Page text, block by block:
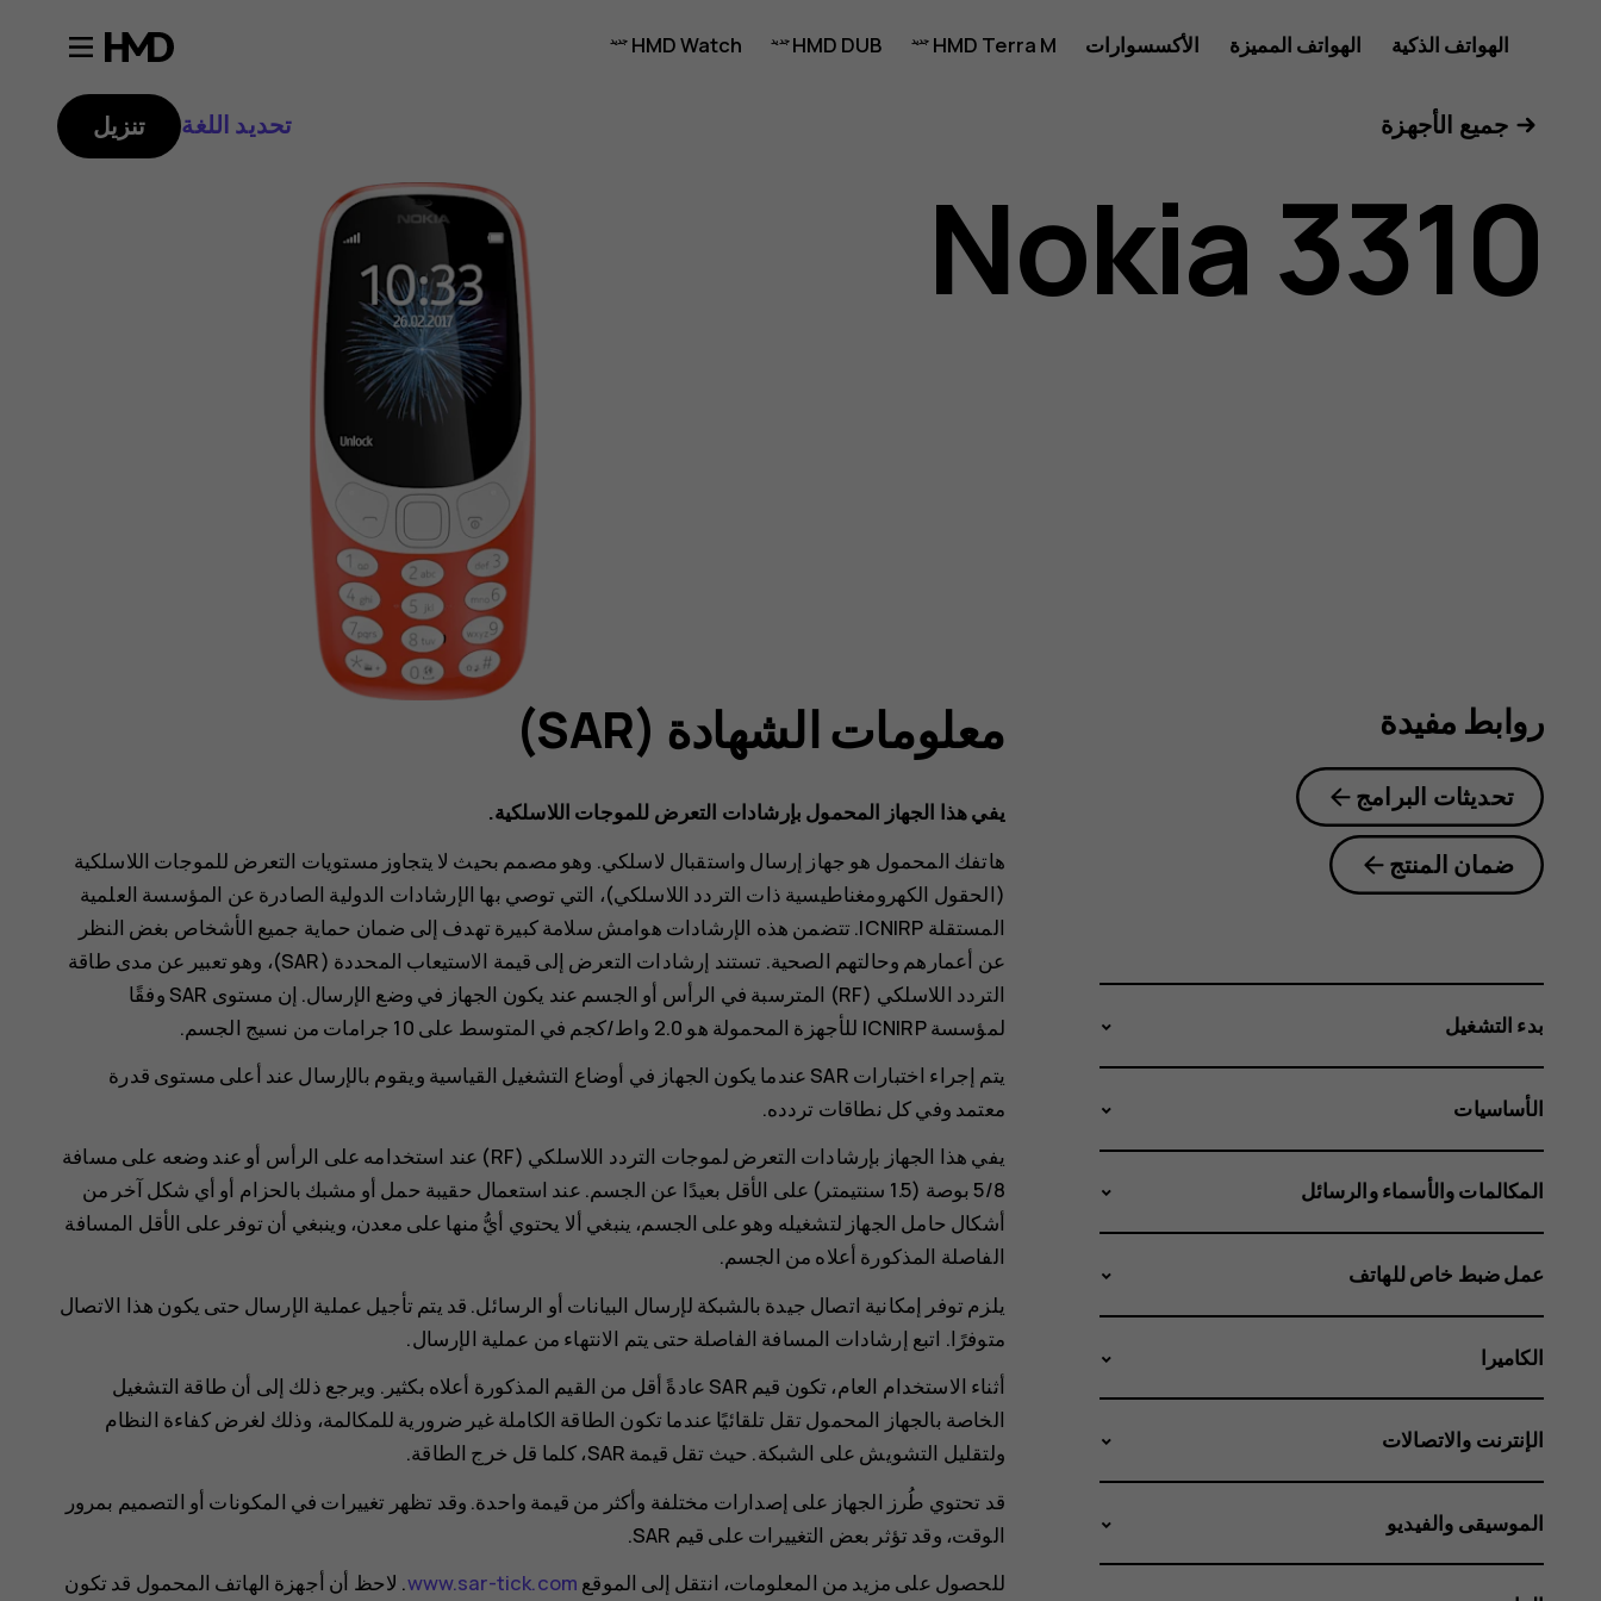
دليل
مستخدم
Nokia
الهواتف الذكية الهواتف المميزة الأكسسوارات HMD Terra M
HMD DUB
HMD Watch
جميع الأجهزة تحديد اللغة تنزيل
Nokia 3310
معلومات الشهادة (SAR‏)
يفي هذا الجهاز المحمول بإرشادات التعرض للموجات اللاسلكية.
هاتفك المحمول هو جهاز إرسال واستقبال لاسلكي. وهو مصمم بحيث لا يتجاوز مستويات التعرض للموجات اللاسلكية
(الحقول الكهرومغناطيسية ذات التردد اللاسلكي)، التي توصي بها الإرشادات الدولية الصادرة عن المؤسسة العلمية
المستقلة ICNIRP. تتضمن هذه الإرشادات هوامش سلامة كبيرة تهدف إلى ضمان حماية جميع الأشخاص بغض النظر
عن أعمارهم وحالتهم الصحية. تستند إرشادات التعرض إلى قيمة الاستيعاب المحددة (SAR)، وهو تعبير عن مدى طاقة
التردد اللاسلكي (RF) المترسبة في الرأس أو الجسم عند يكون الجهاز في وضع الإرسال. إن مستوى SAR وفقًا
لمؤسسة ICNIRP للأجهزة المحمولة هو 2.0 واط/كجم في المتوسط على 10 جرامات من نسيج الجسم.
يتم إجراء اختبارات SAR عندما يكون الجهاز في أوضاع التشغيل القياسية ويقوم بالإرسال عند أعلى مستوى قدرة
معتمد وفي كل نطاقات تردده.
يفي هذا الجهاز بإرشادات التعرض لموجات التردد اللاسلكي (RF) عند استخدامه على الرأس أو عند وضعه على مسافة
5/8 بوصة (1.5 سنتيمتر) على الأقل بعيدًا عن الجسم. عند استعمال حقيبة حمل أو مشبك بالحزام أو أي شكل آخر من
أشكال حامل الجهاز لتشغيله وهو على الجسم، ينبغي ألا يحتوي أيُّ منها على معدن، وينبغي أن توفر على الأقل المسافة
الفاصلة المذكورة أعلاه من الجسم.
يلزم توفر إمكانية اتصال جيدة بالشبكة لإرسال البيانات أو الرسائل. قد يتم تأجيل عملية الإرسال حتى يكون هذا الاتصال
متوفرًا. اتبع إرشادات المسافة الفاصلة حتى يتم الانتهاء من عملية الإرسال.
أثناء الاستخدام العام، تكون قيم SAR عادةً أقل من القيم المذكورة أعلاه بكثير. ويرجع ذلك إلى أن طاقة التشغيل
الخاصة بالجهاز المحمول تقل تلقائيًا عندما تكون الطاقة الكاملة غير ضرورية للمكالمة، وذلك لغرض كفاءة النظام
ولتقليل التشويش على الشبكة. حيث تقل قيمة SAR، كلما قل خرج الطاقة.
قد تحتوي طُرز الجهاز على إصدارات مختلفة وأكثر من قيمة واحدة. وقد تظهر تغييرات في المكونات أو التصميم بمرور
الوقت، وقد تؤثر بعض التغييرات على قيم SAR.
للحصول على مزيد من المعلومات، انتقل إلى الموقع www.sar-tick.com. لاحظ أن أجهزة الهاتف المحمول قد تكون
روابط مفيدة
تحديثات البرامج
ضمان المنتج
بدء التشغيل
الأساسيات
المكالمات والأسماء والرسائل
عمل ضبط خاص للهاتف
الكاميرا
الإنترنت والاتصالات
الموسيقى والفيديو